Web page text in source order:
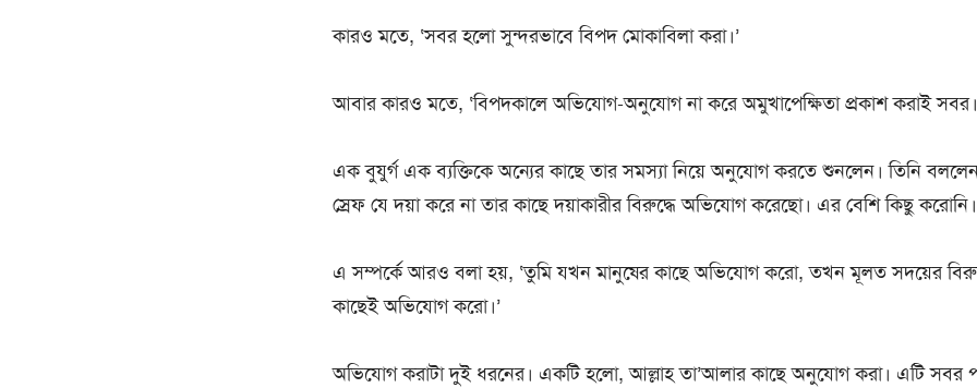
কারও মতে, ‘সবর হলো সুন্দরভাবে বিপদ মোকাবিলা করা।’
আবার কারও মতে, ‘বিপদকালে অভিযোগ-অনুযোগ না করে অমুখাপেক্ষিতা প্রকাশ করাই সবর।
এক বুযুর্গ এক ব্যক্তিকে অন্যের কাছে তার সমস্যা নিয়ে অনুযোগ করতে শুনলেন। তিনি
স্রেফ যে দয়া করে না তার কাছে দয়াকারীর বিরুদ্ধে অভিযোগ করেছো। এর বেশি কিছু
এ সম্পর্কে আরও বলা হয়, ‘তুমি যখন মানুষের কাছে অভিযোগ করো, তখন মূলত সদয়ের
কাছেই অভিযোগ করো।’
অভিযোগ করাটা দুই ধরনের। একটি হলো, আল্লাহ তা’আলার কাছে অনুযোগ করা। এটি সবর